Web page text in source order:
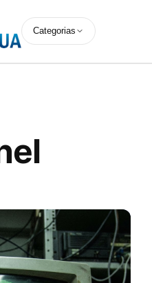
Categorias